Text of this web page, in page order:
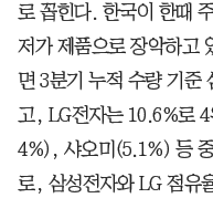
로 꼽힌다. 한국이 한때
저가 제품으로 장악하고
면 3분기 누적 수량 기준
고, LG전자는 10.6%로
4%), 샤오미(5.1%) 등
로, 삼성전자와 LG 점유